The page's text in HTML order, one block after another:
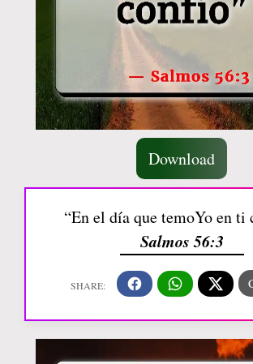
Download
“En el día que temoYo en ti
Salmos 56:3